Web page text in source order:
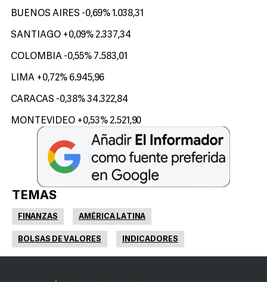
BUENOS AIRES -0,69% 1.038,31
SANTIAGO +0,09% 2.337,34
COLOMBIA -0,55% 7.583,01
LIMA +0,72% 6.945,96
CARACAS -0,38% 34.322,84
MONTEVIDEO +0,53% 2.521,90
TEMAS
FINANZAS AMÉRICA LATINA
BOLSAS DE VALORES INDICADORES